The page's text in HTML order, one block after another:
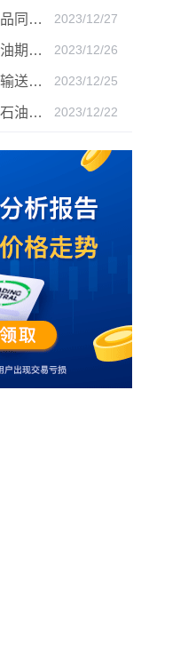
AvaTrade：沙特产品同比下降，国际油价收涨 2023/12/27
AvaTrade：国内原油期货开盘上涨，布伦特原油上涨 2023/12/26
AvaTrade：俄罗斯输送石油，原油期货主力合约价格下跌 2023/12/25
AvaTrade：俄罗斯石油出口增长，原油收跌 2023/12/22